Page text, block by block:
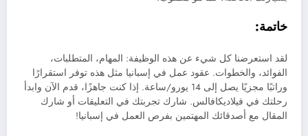
خاتمة:
لقد استعرضنا كل شيء عن هذه الوظيفة: المهام، المتطلبات،
الفوائد، والخطوات. عقود عمل في إسبانيا مثل هذه توفر استقرارًا
وراتبًا مجزيًا يصل إلى 14 يورو/ساعة. إذا كنت جاهزًا، قدم الآن وابدأ
رحلتك في فيلاديكافالس. شارك تجربتك في التعليقات أو شارك
المقال مع أصدقائك المهتمين بفرص العمل في إسبانيا!